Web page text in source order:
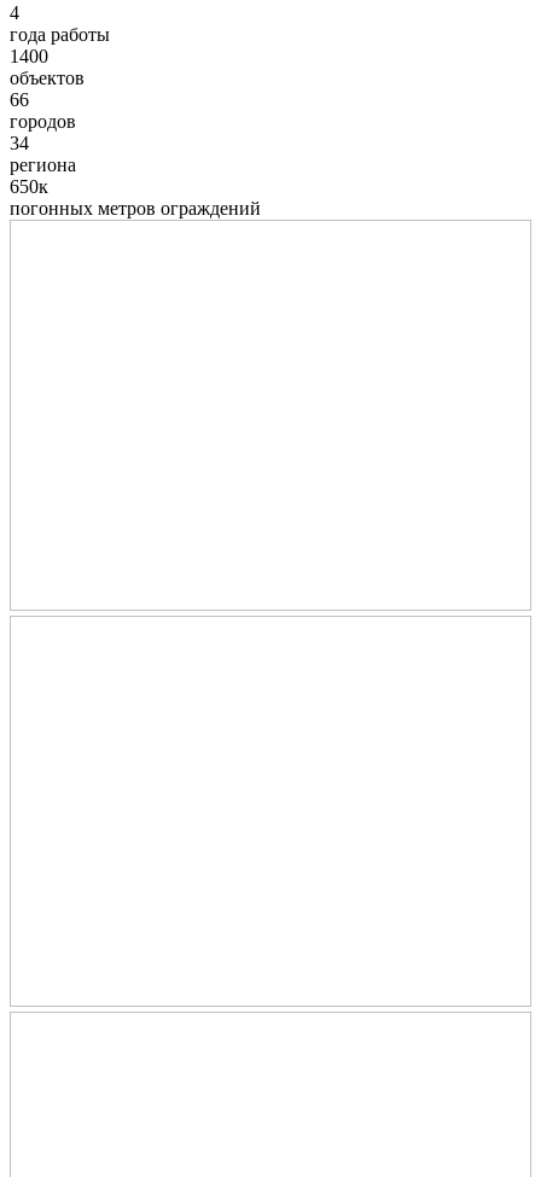
4
года работы
1400
объектов
66
городов
34
региона
650к
погонных метров ограждений